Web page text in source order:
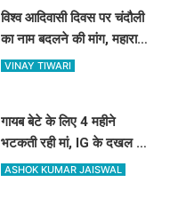
विश्व आदिवासी दिवस पर चंदौली
का नाम बदलने की मांग, महारानी
दुर्गावती के नाम पर रखने की
VINAY TIWARI
गायब बेटे के लिए 4 महीने
भटकती रही मां, IG के दखल के
बाद नौगढ़ पुलिस ने दर्ज किया
ASHOK KUMAR JAISWAL